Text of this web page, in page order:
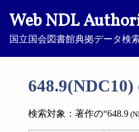
Web NDL
国立国会図書館典拠データ検
検索対象：著作の“648.9